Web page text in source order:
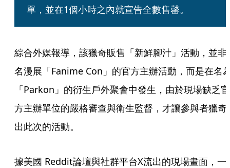
單，並在1個小時之內就宣告全數售罄。
綜合外媒報導，該獵奇販售「新鮮腳汁」活動，並非
名漫展「Fanime Con」的官方主辦活動，而是在名
「Parkon」的衍生戶外聚會中發生，由於現場缺乏官
方主辦單位的嚴格審查與衛生監督，才讓參與者獵奇
出此次的活動。
據美國 Reddit論壇與社群平台X流出的現場畫面，一